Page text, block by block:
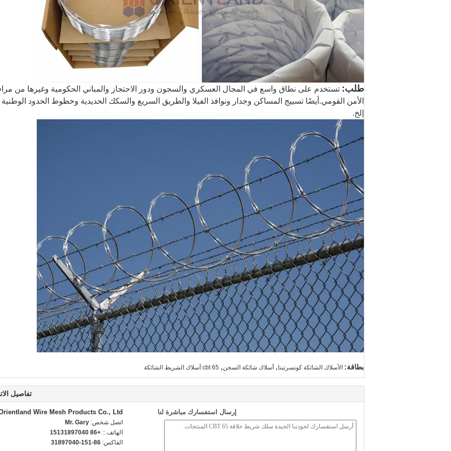
طلب: تستخدم على نطاق واسع في المجال العسكري والسجون ودور الاحتجاز والمباني الحكومية وغيرها من
الأمن القومي.أيضًا تسييج المساكن وجدار ونوافذ الفيلا والطريق السريع والسكك الحديدية وخطوط الحدود الوطنية
إلخ.
بطاقة: الأسلاك الشائكة كونسرتينا, أسلاك شائكة السجن, cbt 65 أسلاك الشريط الشائكة
تفاصيل
Wire Mesh Products Co., Ltd
اتصل شخص: Mr. Gary
الهاتف :: +86 15131897040
الفاكس: 86-151-31897040
إرسال استفسارك مباشرة لنا